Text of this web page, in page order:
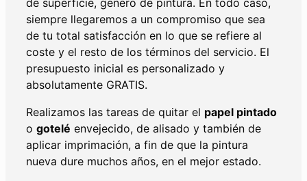
de superficie, género de pintura. En todo caso,
siempre llegaremos a un compromiso que sea
de tu total satisfacción en lo que se refiere al
coste y el resto de los términos del servicio. El
presupuesto inicial es personalizado y
absolutamente GRATIS.
Realizamos las tareas de quitar el papel pintado
o gotelé envejecido, de alisado y también de
aplicar imprimación, a fin de que la pintura
nueva dure muchos años, en el mejor estado.